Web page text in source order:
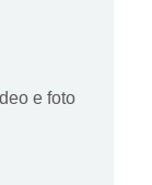
e foto